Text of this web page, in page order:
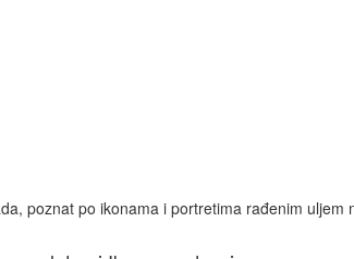
poznat po ikonama i portretima rađenim